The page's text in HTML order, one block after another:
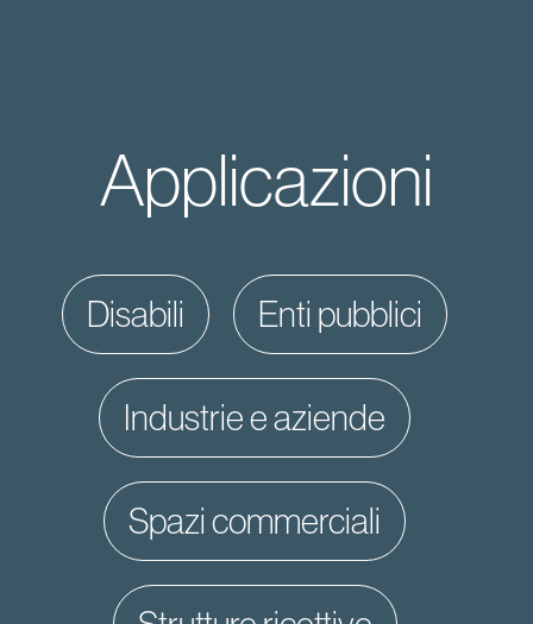
Applicazioni
disabili enti pubblici
industrie e aziende
spazi commerciali